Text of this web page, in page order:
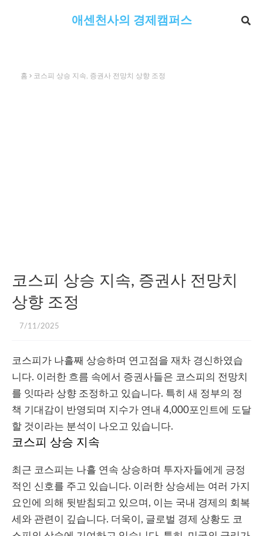
애센천사의 경제캠퍼스
홈 코스피 상승 지속, 증권사 전망치 상향 조정
코스피 상승 지속, 증권사 전망치
상향 조정
7/11/2025
코스피가 나흘째 상승하며 연고점을 재차 경신하였습
니다. 이러한 흐름 속에서 증권사들은 코스피의 전망치
를 잇따라 상향 조정하고 있습니다. 특히 새 정부의 정
책 기대감이 반영되며 지수가 연내 4,000포인트에 도달
할 것이라는 분석이 나오고 있습니다.
코스피 상승 지속
최근 코스피는 나흘 연속 상승하며 투자자들에게 긍정
적인 신호를 주고 있습니다. 이러한 상승세는 여러 가지
요인에 의해 뒷받침되고 있으며, 이는 국내 경제의 회복
세와 관련이 깊습니다. 더욱이, 글로벌 경제 상황도 코